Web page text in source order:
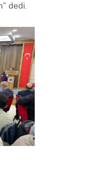
dedi.